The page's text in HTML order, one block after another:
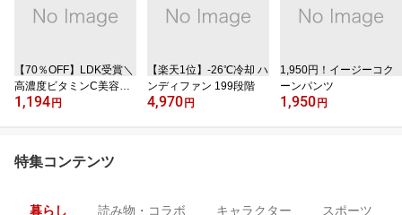
【70％OFF】LDK受賞＼
高濃度ビタミンC美容液
／
1,194 円
【楽天1位】‐26℃冷却 ハ
ンディファン 199段階
4,970 円
1,950円！イージーコク
ーンパンツ
1,950 円
特集コンテンツ
暮らし 読み物・コラボ キャラクター スポーツ